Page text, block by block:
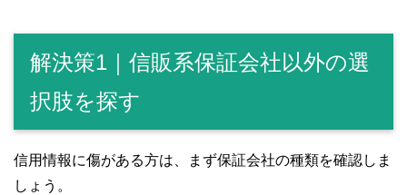
解決策1｜信販系保証会社以外の選
択肢を探す
信用情報に傷がある方は、まず保証会社の種類を確認しま
しょう。